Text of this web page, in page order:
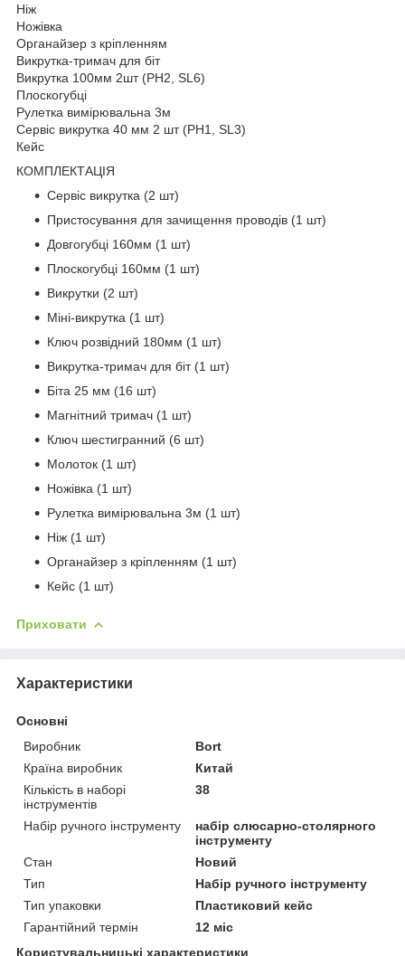
Ніж
Ножівка
Органайзер з кріпленням
Викрутка-тримач для біт
Викрутка 100мм 2шт (PH2, SL6)
Плоскогубці
Рулетка вимірювальна 3м
Сервіс викрутка 40 мм 2 шт (PH1, SL3)
Кейс
КОМПЛЕКТАЦІЯ
Сервіс викрутка (2 шт)
Пристосування для зачищення проводів (1 шт)
Довгогубці 160мм (1 шт)
Плоскогубці 160мм (1 шт)
Викрутки (2 шт)
Міні-викрутка (1 шт)
Ключ розвідний 180мм (1 шт)
Викрутка-тримач для біт (1 шт)
Біта 25 мм (16 шт)
Магнітний тримач (1 шт)
Ключ шестигранний (6 шт)
Молоток (1 шт)
Ножівка (1 шт)
Рулетка вимірювальна 3м (1 шт)
Ніж (1 шт)
Органайзер з кріпленням (1 шт)
Кейс (1 шт)
Приховати
Характеристики
Основні
Виробник
Bort
Країна виробник
Китай
Кількість в наборі
інструментів
38
Набір ручного інструменту
набір слюсарно-столярного
інструменту
Стан
Новий
Тип
Набір ручного інструменту
Тип упаковки
Пластиковий кейс
Гарантійний термін
12 міс
Користувальницькі характеристики